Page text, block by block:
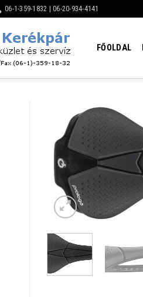
06-1-359-1832 | 06-20-934-4141
FŐOLDAL